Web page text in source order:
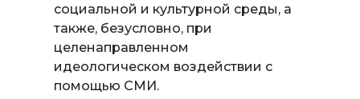
социальной и культурной среды, а
также, безусловно, при
целенаправленном
идеологическом воздействии с
помощью СМИ.